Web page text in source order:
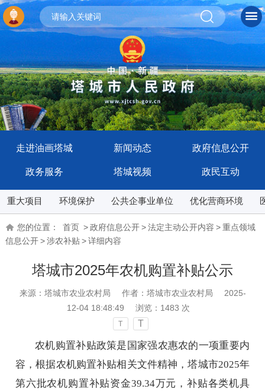
走进油画塔城 新闻动态 政府信息公开
政务服务 塔城视频 政民互动
重大项目 环境保护 公共企事业单位 优化营商环境
您的位置： 首页 >政府信息公开>法定主动公开内容 >重点领域
信息公开>涉农补贴>详细内容
塔城市2025年农机购置补贴公示
来源：塔城市农业农村局 作者：塔城市农业农村局
2025-
12-04 18:48:49
浏览： 1483 次
T T
农机购置补贴政策是国家强农惠农的一项重要内
容，根据农机购置补贴相关文件精神，塔城市2025年
第六批农机购置补贴资金39.34万元，补贴各类机具